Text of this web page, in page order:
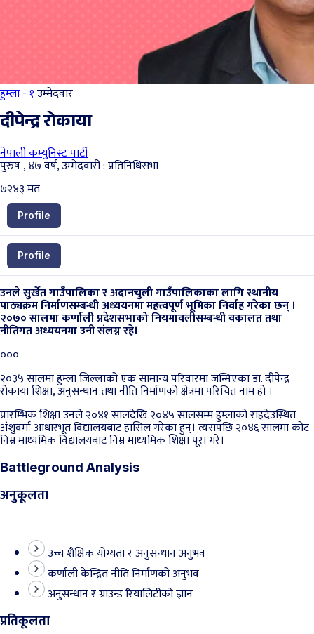
हुम्ला - १उम्मेदवार
दीपेन्द्र रोकाया
नेपाली कम्युनिस्ट पार्टी
पुरुष , ४७ वर्ष, उम्मेदवारी : प्रतिनिधिसभा
७२४३मत
Profile
Profile
उनले सुर्खेत गाउँपालिका र अदानचुली गाउँपालिकाका लागि स्थानीय
पाठ्यक्रम निर्माणसम्बन्धी अध्ययनमा महत्त्वपूर्ण भूमिका निर्वाह गरेका छन् ।
२०७० सालमा कर्णाली प्रदेशसभाको नियमावलीसम्बन्धी वकालत तथा
नीतिगत अध्ययनमा उनी संलग्न रहे।
०००
२०३५ सालमा हुम्ला जिल्लाको एक सामान्य परिवारमा जन्मिएका डा. दीपेन्द्र
रोकाया शिक्षा, अनुसन्धान तथा नीति निर्माणको क्षेत्रमा परिचित नाम हो ।
प्रारम्भिक शिक्षा उनले २०४१ सालदेखि २०४५ सालसम्म हुम्लाको राहदेउस्थित
अंशुवर्मा आधारभूत विद्यालयबाट हासिल गरेका हुन्। त्यसपछि २०४६ सालमा कोट
निम्न माध्यमिक विद्यालयबाट निम्न माध्यमिक शिक्षा पूरा गरे।
Battleground Analysis
अनुकूलता
उच्च शैक्षिक योग्यता र अनुसन्धान अनुभव
कर्णाली केन्द्रित नीति निर्माणको अनुभव
अनुसन्धान र ग्राउन्ड रियालिटीको ज्ञान
प्रतिकूलता